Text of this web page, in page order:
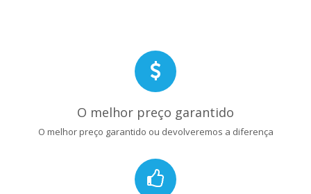
O melhor preço garantido
O melhor preço garantido ou devolveremos a diferença